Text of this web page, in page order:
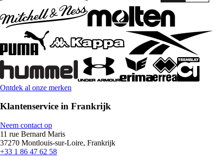
Ontdek al onze merken
Klantenservice in Frankrijk
Neem contact op
11 rue Bernard Maris
37270 Montlouis-sur-Loire, Frankrijk
+33 1 86 47 62 58